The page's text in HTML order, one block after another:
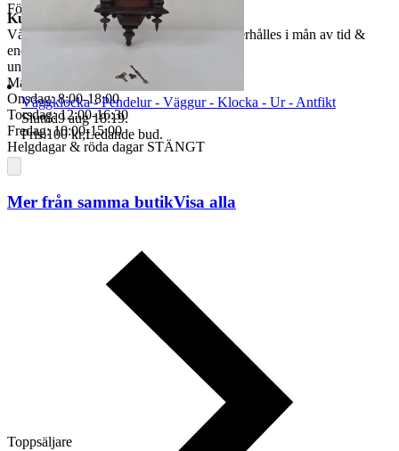
Kundservice & Öppettider
Vår kundservice bedrivs via e-post. Svar erhålles i mån av tid &
endast
under våra öppettider.
Måndag-Tisdag: 12:00-16:30
Onsdag: 8:00-18:00
Torsdag: 12:00-16:30
Fredag: 10:00-15:00
Helgdagar & röda dagar STÄNGT
Företag
Toppsäljare
Väggklocka - Pendelur - Väggur - Klocka - Ur - Antfikt
Sluttid9 aug 18:19.
Pris:100 kr,Ledande bud.
Mer från samma butikVisa alla